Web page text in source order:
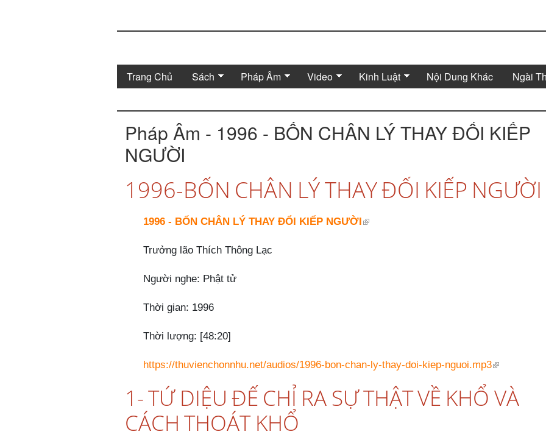
Trang Chủ Sách Pháp Âm Video Kinh Luật Nội Dung Khác Ngài
Pháp Âm - 1996 - BỐN CHÂN LÝ THAY ĐỔI KIẾP
NGƯỜI
1996-BỐN CHÂN LÝ THAY ĐỔI KIẾP NGƯỜI
1996 - BỐN CHÂN LÝ THAY ĐỔI KIẾP NGƯỜI
Trưởng lão Thích Thông Lạc
Người nghe: Phật tử
Thời gian: 1996
Thời lượng: [48:20]
https://thuvienchonnhu.net/audios/1996-bon-chan-ly-thay-doi-kiep-nguoi.mp3
1- TỨ DIỆU ĐẾ CHỈ RA SỰ THẬT VỀ KHỔ VÀ
CÁCH THOÁT KHỔ